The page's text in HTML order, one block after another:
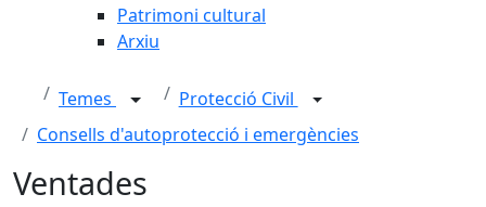
Patrimoni cultural
Arxiu
Temes
Protecció Civil
Consells d'autoprotecció i emergències
Ventades